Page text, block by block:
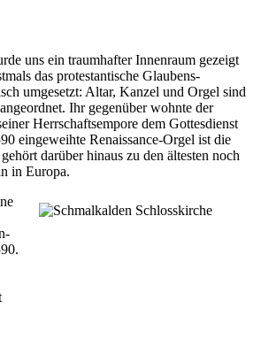
uns ein traumhafter Innenraum gezeigt
das protestantische Glaubens-
umgesetzt: Altar, Kanzel und Orgel sind
Ihr gegenüber wohnte der
Herrschaftsempore dem Gottesdienst
eingeweihte Renaissance-Orgel ist die
darüber hinaus zu den ältesten noch
in Europa.